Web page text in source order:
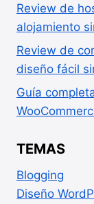
Review de
alojamiento
Review de
diseño fácil
Guía
TEMAS
Blogging
Diseño